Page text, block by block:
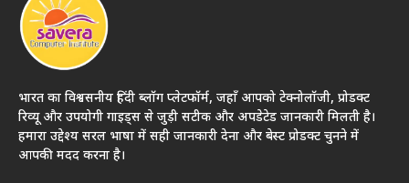
भारत का विश्वसनीय हिंदी ब्लॉग प्लेटफॉर्म, जहाँ आपको टेक्नोलॉजी, प्रोडक्ट
रिव्यू और उपयोगी गाइड्स से जुड़ी सटीक और अपडेटेड जानकारी मिलती है।
हमारा उद्देश्य सरल भाषा में सही जानकारी देना और बेस्ट प्रोडक्ट चुनने में
आपकी मदद करना है।